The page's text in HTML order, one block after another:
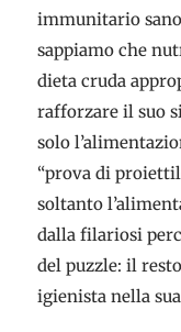
immunitario
sappiamo che
dieta cruda
rafforzare il suo
solo
“prova di
soltanto
dalla filariosi
del puzzle: il
igienista nella